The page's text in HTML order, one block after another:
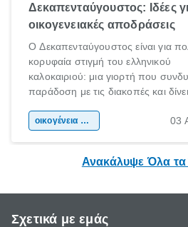
Δεκαπενταύγουστος: Ιδέες
οικογενειακές αποδράσεις
Ο Δεκαπενταύγουστος είναι για
κορυφαία στιγμή του ελληνικού
καλοκαιριού: μια γιορτή που
παράδοση με τις διακοπές και
χώρας. Είτε πρόκειται για λίγες
οικογένεια & παιδί 03
Ανακάλυψε Όλα
Σχετικά με εμάς